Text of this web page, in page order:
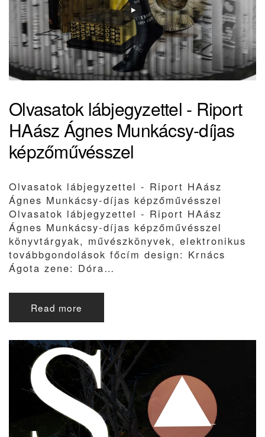
Olvasatok lábjegyzettel - Riport
HAász Ágnes Munkácsy-díjas
képzőművésszel
Olvasatok lábjegyzettel - Riport HAász
Ágnes Munkácsy-díjas képzőművésszel
Olvasatok lábjegyzettel - Riport HAász
Ágnes Munkácsy-díjas képzőművésszel
könyvtárgyak, művészkönyvek, elektronikus
továbbgondolások főcím design: Krnács
Ágota zene: Dóra…
Read more